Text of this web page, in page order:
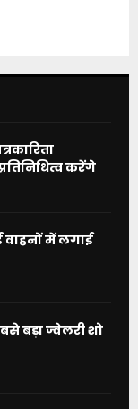
करेंगे
में लगाई
बड़ा ज्वेलरी शो